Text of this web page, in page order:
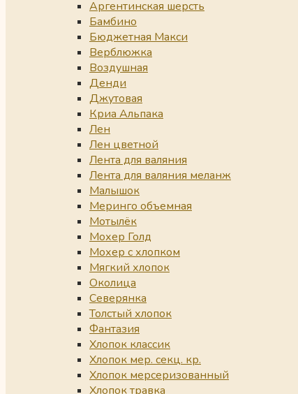
Аргентинская шерсть
Бамбино
Бюджетная Макси
Верблюжка
Воздушная
Денди
Джутовая
Криа Альпака
Лен
Лен цветной
Лента для валяния
Лента для валяния меланж
Малышок
Меринго объемная
Мотылёк
Мохер Голд
Мохер с хлопком
Мягкий хлопок
Околица
Северянка
Толстый хлопок
Фантазия
Хлопок классик
Хлопок мер. секц. кр.
Хлопок мерсеризованный
Хлопок травка